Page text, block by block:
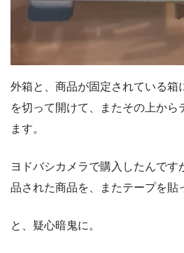
外箱と、商品が固定されている箱
を切って開けて、またその上から
ます。
ヨドバシカメラで購入したんです
品された商品を、またテープを貼
と、疑心暗鬼に。